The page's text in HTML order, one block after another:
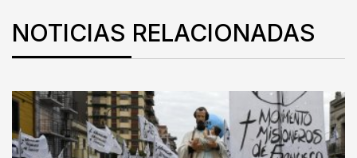
NOTICIAS RELACIONADAS